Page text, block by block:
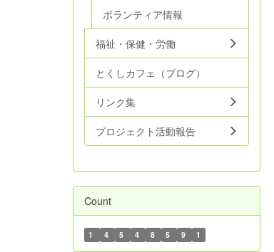
ボランティア情報
福祉・保健・労働
とくしカフェ（ブログ）
リンク集
プロジェクト活動報告
Count
1 4 5 4 8 5 9 1